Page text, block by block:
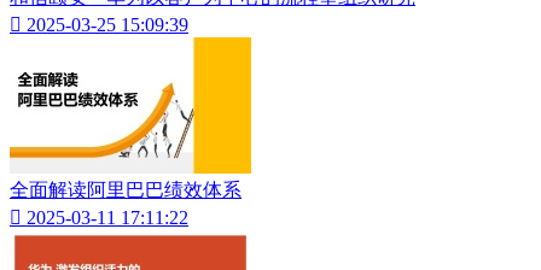
 2025-03-25 15:09:39
全面解读阿里巴巴绩效体系
 2025-03-11 17:11:22